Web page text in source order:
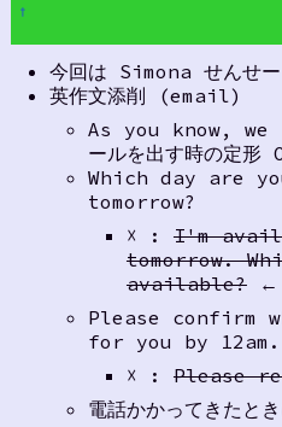
†
今回は Simona せんせー
英作文添削 (email)
As you know, we
ールを出す時の定
Which day are
tomorrow?
☓ : I'm
tomorrow.
available?←
Please confirm
for you by 12am.
☓ : Please
電話かかってきたと